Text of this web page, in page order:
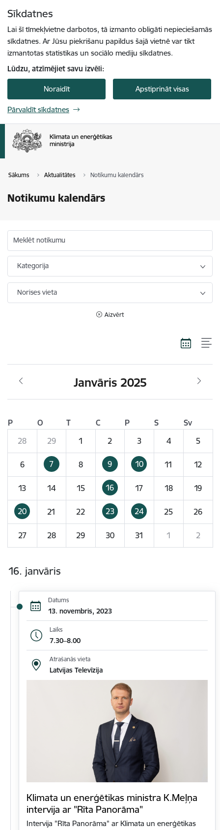
Sīkdatnes
Lai šī tīmekļvietne darbotos, tā izmanto obligāti nepieciešamās
sīkdatnes. Ar Jūsu piekrišanu papildus šajā vietnē var tikt
izmantotas statistikas un sociālo mediju sīkdatnes.
Lūdzu, atzīmējiet savu izvēli:
Noraidīt Apstiprināt visas
Pārvaldīt sīkdatnes
Sākums Aktualitātes Notikumu kalendārs
Notikumu kalendārs
Meklēt notikumu
Kategorija
Norises vieta
Aizvērt
Janvāris 2025
P O T C P S
Sv
28
29 1 2 3 4 5
6 7 8 9 10 11 12
13 14 15 16 17 18 19
20 21 22 23 24 25 26
27 28 29 30 31 1 2
16. janvāris
Datums
13. novembris, 2023
Laiks
7.30–8.00
Atrašanās vieta
Latvijas Televīzija
Klimata un enerģētikas ministra K.Meļņa
intervija ar "Rīta Panorāma"
Intervija "Rīta Panorāma" ar Klimata un enerģētikas